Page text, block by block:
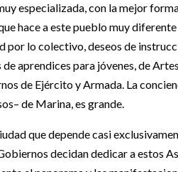
especializada, con la mejor
hace a este pueblo muy
por lo colectivo, deseos de
de aprendices para jóvenes, de
de Ejército y Armada. La
de Marina, es grande.
que depende casi
decidan dedicar a estos